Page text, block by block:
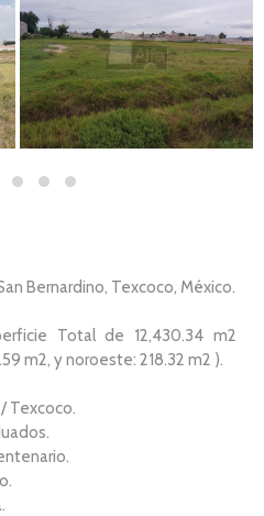
Bernardino, Texcoco, México.
Total de 12,430.34 m2
m2, y noroeste: 218.32 m2 ).
Texcoco.